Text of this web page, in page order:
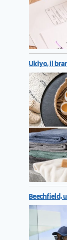
Ukiyo, il
Beechfield,